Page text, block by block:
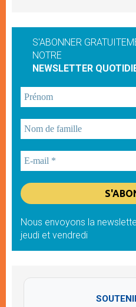
S'ABONNER
NOTRE
NEWSLETTER
Nous envoyons la
jeudi et vendredi